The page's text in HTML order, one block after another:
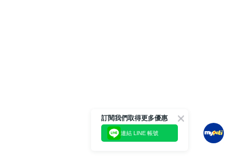
訂閱我們取得更多優惠
連結 LINE 帳號